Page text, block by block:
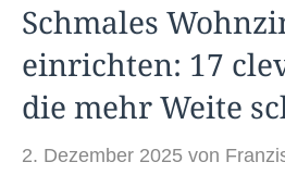
Schmales
einrichten: 17
die mehr Weite
2. Dezember 2025 von